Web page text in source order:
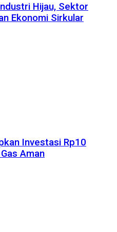
Hijau, Sektor
Ekonomi Sirkular
Investasi Rp10
Aman